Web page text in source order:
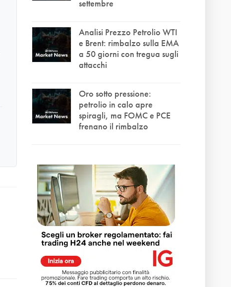
settembre
Analisi Prezzo Petrolio WTI
e Brent: rimbalzo sulla EMA
a 50 giorni con tregua sugli
attacchi
Oro sotto pressione:
petrolio in calo apre
spiragli, ma FOMC e PCE
frenano il rimbalzo